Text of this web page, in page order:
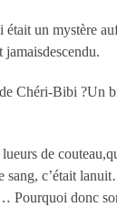
un mystère
jamaisdescendu.
Chéri-Bibi ?Un
de
sang, c’était
Pourquoi donc